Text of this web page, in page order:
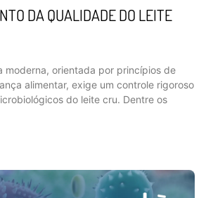
DA QUALIDADE DO LEITE
moderna, orientada por princípios de
alimentar, exige um controle rigoroso
do leite cru. Dentre os